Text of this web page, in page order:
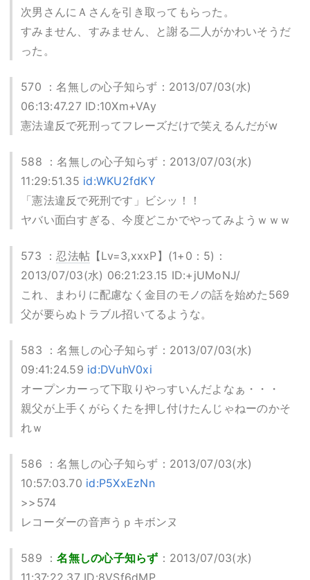
次男さんにＡさんを引き取ってもらった。
すみません、すみません、と謝る二人がかわいそうだ
った。
570 ：名無しの心子知らず：2013/07/03(水)
06:13:47.27 ID:10Xm+VAy
憲法違反で死刑ってフレーズだけで笑えるんだがw
588 ：名無しの心子知らず：2013/07/03(水)
11:29:51.35 id:WKU2fdKY
「憲法違反で死刑です」ビシッ！！
ヤバい面白すぎる、今度どこかでやってみようｗｗｗ
573 ：忍法帖 【Lv=3,xxxP】(1+0：5)：
2013/07/03(水) 06:21:23.15 ID:+jUMoNJ/
これ、まわりに配慮なく金目のモノの話を始めた569
父が要らぬトラブル招いてるような。
583 ：名無しの心子知らず：2013/07/03(水)
09:41:24.59 id:DVuhV0xi
オープンカーって下取りやっすいんだよなぁ・・・
親父が上手くがらくたを押し付けたんじゃねーのかそ
れｗ
586 ：名無しの心子知らず：2013/07/03(水)
10:57:03.70 id:P5XxEzNn
>>574
レコーダーの音声うｐキボンヌ
589 ：名無しの心子知らず ：2013/07/03(水)
11:37:22.37 ID:8VSf6dMP